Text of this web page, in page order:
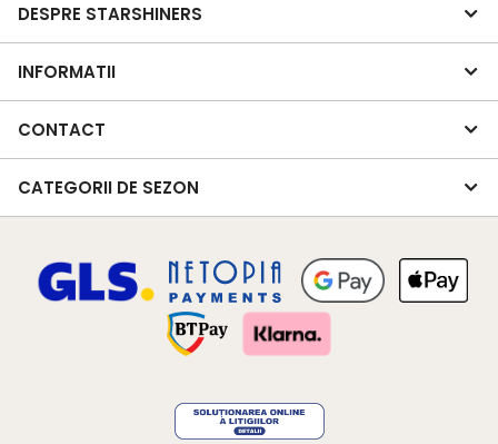
DESPRE STARSHINERS
INFORMATII
CONTACT
CATEGORII DE SEZON